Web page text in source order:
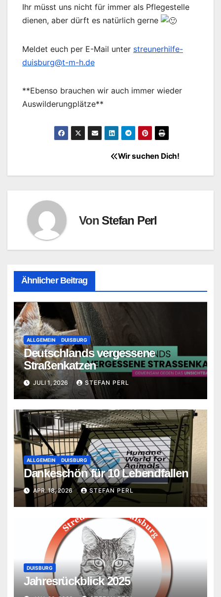
Ihr müsst uns nicht für immer als Pflegestelle
dienen, aber dürft es natürlich gerne
Meldet euch per E-Mail unter streunerhilfe-
duisburg@t-m-h.de
**Ebenso brauchen wir auch immer wieder
Auswilderungplätze**
Beitragsnavigation
Wir suchen Dich!
VonStefan Perl
Ähnlicher Beitrag
ALLGEMEIN DUISBURG
Deutschlands vergessene
Straßenkatzen
JULI 1, 2026 STEFAN PERL
ALLGEMEIN DUISBURG
Dankeschön für 10 Lebendfallen
APR. 18, 2026 STEFAN PERL
DUISBURG
Jahresrückblick 2025